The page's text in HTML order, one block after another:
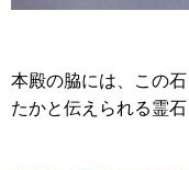
本殿の脇には、この
たかと伝えられる霊